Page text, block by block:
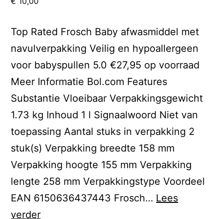
Top Rated Frosch Baby afwasmiddel met
navulverpakking Veilig en hypoallergeen
voor babyspullen 5.0 €27,95 op voorraad
Meer Informatie Bol.com Features
Substantie Vloeibaar Verpakkingsgewicht
1.73 kg Inhoud 1 l Signaalwoord Niet van
toepassing Aantal stuks in verpakking 2
stuk(s) Verpakking breedte 158 mm
Verpakking hoogte 155 mm Verpakking
lengte 258 mm Verpakkingstype Voordeel
EAN 6150636437443 Frosch… Lees
verderNaamloos